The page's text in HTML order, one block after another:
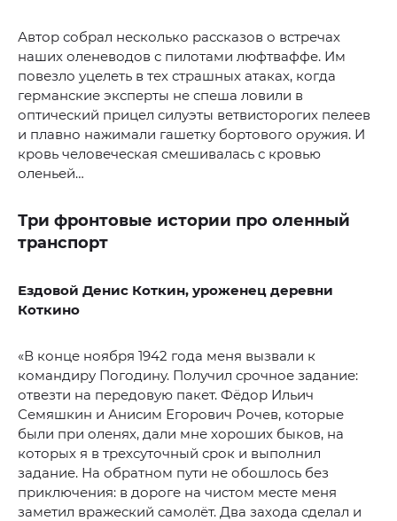
Автор собрал несколько рассказов о встречах
наших оленеводов с пилотами люфтваффе. Им
повезло уцелеть в тех страшных атаках, когда
германские эксперты не спеша ловили в
оптический прицел силуэты ветвисторогих пелеев
и плавно нажимали гашетку бортового оружия. И
кровь человеческая смешивалась с кровью
оленьей…
Три фронтовые истории про оленный
транспорт
Ездовой Денис Коткин, уроженец деревни
Коткино
«В конце ноября 1942 года меня вызвали к
командиру Погодину. Получил срочное задание:
отвезти на передовую пакет. Фёдор Ильич
Семяшкин и Анисим Егорович Рочев, которые
были при оленях, дали мне хороших быков, на
которых я в трехсуточный срок и выполнил
задание. На обратном пути не обошлось без
приключения: в дороге на чистом месте меня
заметил вражеский самолёт. Два захода сделал и